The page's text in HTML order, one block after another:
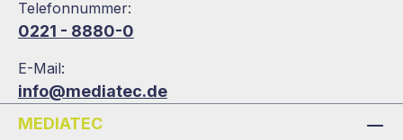
Telefonnummer:
0221 - 8880-0
E-Mail:
info@mediatec.de
MEDIATEC